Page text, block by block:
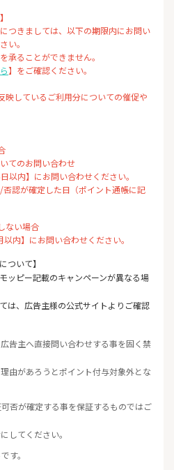
つきましては、以下の期限内にお問い
い。
承ることができません。
】をご確認ください。
映しているご利用分についての催促や
てのお問い合わせ
内】にお問い合わせください。
が確定した日（ポイント通帳に記
ない場合
内】にお問い合わせください。
ついて】
ッピー記載のキャンペーンが異なる場
は、広告主様の公式サイトよりご確認
告主へ直接問い合わせする事を固く禁
由があろうとポイント付与対象外とな
否が確定する事を保証するものではご
してください。
す。